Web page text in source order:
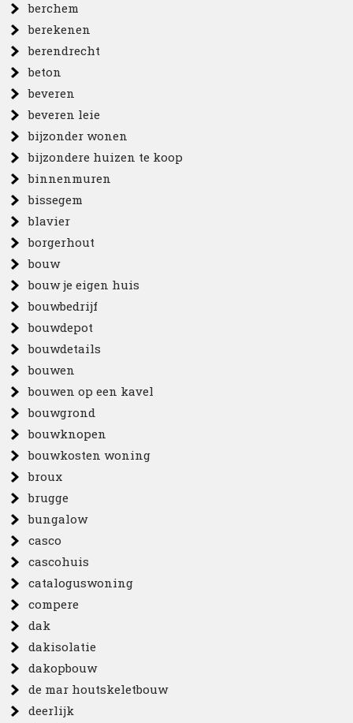
berchem
berekenen
berendrecht
beton
beveren
beveren leie
bijzonder wonen
bijzondere huizen te koop
binnenmuren
bissegem
blavier
borgerhout
bouw
bouw je eigen huis
bouwbedrijf
bouwdepot
bouwdetails
bouwen
bouwen op een kavel
bouwgrond
bouwknopen
bouwkosten woning
broux
brugge
bungalow
casco
cascohuis
cataloguswoning
compere
dak
dakisolatie
dakopbouw
de mar houtskeletbouw
deerlijk